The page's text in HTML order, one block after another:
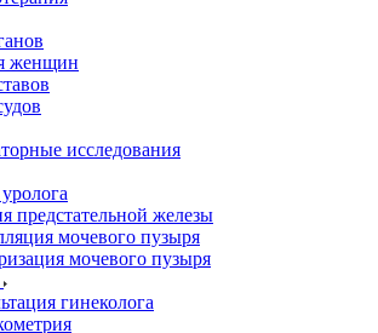
женщин
исследования
предстательной железы
мочевого пузыря
мочевого пузыря
гинеколога